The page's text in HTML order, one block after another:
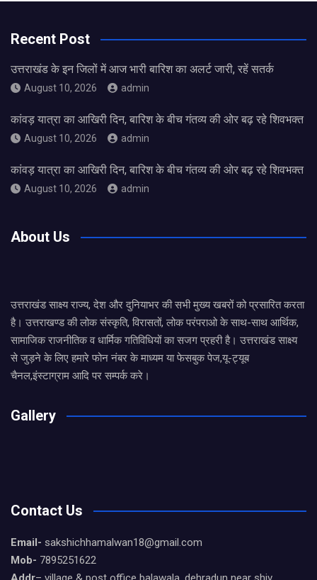
Recent Post
उत्तराखंड के इन जिलों में आज भारी बारिश का अलर्ट जारी, रहें सतर्क
August 10, 2026 admin
कांवड़ यात्रा का आखिरी दिन, बारिश के बीच गंतव्य की ओर बढ़ रहे शिवभक्त
August 10, 2026 admin
कांवड़ यात्रा का आखिरी दिन, बारिश के बीच गंतव्य की ओर बढ़ रहे शिवभक्त
August 10, 2026 admin
About Us
उत्तराखंड साक्ष्य राज्य, देश और दुनियाभर की सभी मुख्य खबरों को प्रसारित करता
है। उत्तराखण्ड की लोक संस्कृति, विरासतों, लोक परंपराओ के साथ-साथ आर्थिक,
सामाजिक राजनीतिक व धार्मिक गतिविधियों का सजग प्रहरी है। उत्तराखंड साक्ष्य
से जुड़ने के लिए हमारे फोन नंबर के माध्यम या फेसबुक पेज,यू-ट्यूब
चैनल,इंस्टाग्राम आदि पर सम्पर्क करे।
Gallery
Contact Us
Email- sakshichhamalwan18@gmail.com
Mob- 7895251622